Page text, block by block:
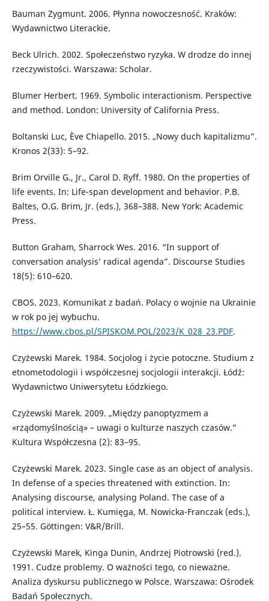
Bauman Zygmunt. 2006. Płynna nowoczesność. Kraków:
Wydawnictwo Literackie.
Beck Ulrich. 2002. Społeczeństwo ryzyka. W drodze do innej
rzeczywistości. Warszawa: Scholar.
Blumer Herbert. 1969. Symbolic interactionism. Perspective
and method. London: University of California Press.
Boltanski Luc, Ève Chiapello. 2015. „Nowy duch kapitalizmu”.
Kronos 2(33): 5–92.
Brim Orville G., Jr., Carol D. Ryff. 1980. On the properties of
life events. In: Life-span development and behavior. P.B.
Baltes, O.G. Brim, Jr. (eds.), 368–388. New York: Academic
Press.
Button Graham, Sharrock Wes. 2016. “In support of
conversation analysis’ radical agenda”. Discourse Studies
18(5): 610–620.
CBOS. 2023. Komunikat z badań. Polacy o wojnie na Ukrainie
w rok po jej wybuchu.
https://www.cbos.pl/SPISKOM.POL/2023/K_028_23.PDF.
Czyżewski Marek. 1984. Socjolog i życie potoczne. Studium z
etnometodologii i współczesnej socjologii interakcji. Łódź:
Wydawnictwo Uniwersytetu Łódzkiego.
Czyżewski Marek. 2009. „Między panoptyzmem a
«rządomyślnością» – uwagi o kulturze naszych czasów.”
Kultura Współczesna (2): 83–95.
Czyżewski Marek. 2023. Single case as an object of analysis.
In defense of a species threatened with extinction. In:
Analysing discourse, analysing Poland. The case of a
political interview. Ł. Kumięga, M. Nowicka-Franczak (eds.),
25–55. Göttingen: V&R/Brill.
Czyżewski Marek, Kinga Dunin, Andrzej Piotrowski (red.).
1991. Cudze problemy. O ważności tego, co nieważne.
Analiza dyskursu publicznego w Polsce. Warszawa: Ośrodek
Badań Społecznych.